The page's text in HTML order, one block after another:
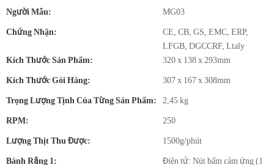
Người Mẫu: MG03
Chứng Nhận:
CE, CB, GS, EMC, ERP,
LFGB, DGCCRF, Ltaly
Kích Thước Sản Phẩm:
320 x 138 x 293mm
Kích Thước Gói Hàng: 307 x 167 x 308mm
Trọng Lượng Tịnh Của Từng Sản Phẩm: 2,45 kg
RPM: 250
Lượng Thịt Thu Được: 1500g/phút
Bánh Răng 1: Điện tử: Nút bấm cảm ứng (1